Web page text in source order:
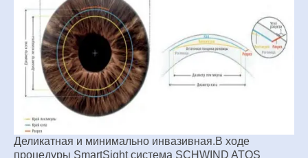
Деликатная и минимально инвазивная.В ходе
процедуры SmartSight система SCHWIND ATOS